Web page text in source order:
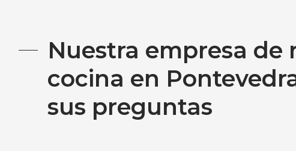
Nuestra empresa de
cocina en
sus preguntas